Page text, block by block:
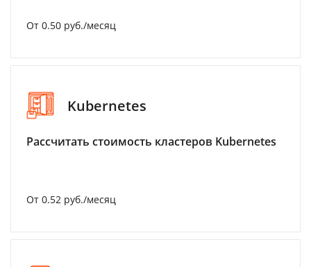
От 0.50 руб./месяц
Kubernetes
Рассчитать стоимость кластеров Kubernetes
От 0.52 руб./месяц